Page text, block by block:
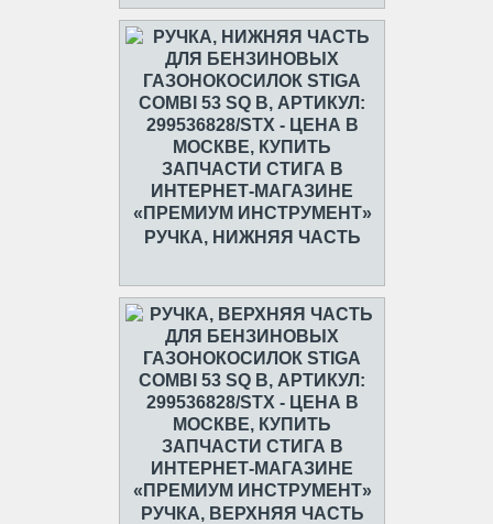
РУЧКА, НИЖНЯЯ ЧАСТЬ
РУЧКА, ВЕРХНЯЯ ЧАСТЬ